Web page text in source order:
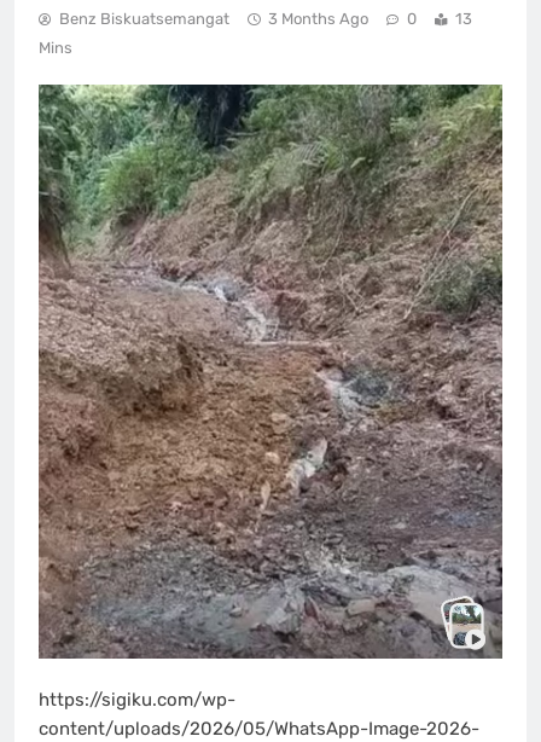
Benz Biskuatsemangat 3 Months Ago 0
13
Mins
https://sigiku.com/wp-
content/uploads/2026/05/WhatsApp-Image-2026-